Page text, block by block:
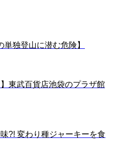
独登山に潜む危険】
東武百貨店池袋のプラザ館
?! 変わり種ジャーキーを食